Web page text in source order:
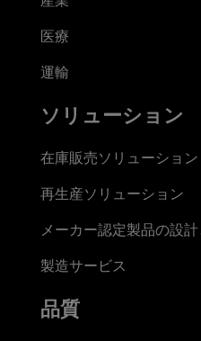
医療
運輸
ソリューション
在庫販売ソリューション
再生産ソリューション
メーカー認定製品の設
製造サービス
品質